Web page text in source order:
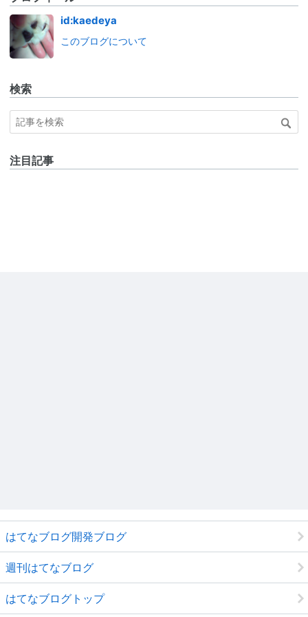
id:kaedeya
このブログについて
検索
注目記事
はてなブログ開発ブログ
週刊はてなブログ
はてなブログトップ